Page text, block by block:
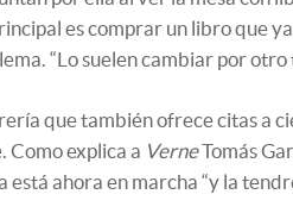
es comprar un libro que
“Lo suelen cambiar por
que también ofrece citas a
Como explica a VerneTomás
está ahora en marcha “y la